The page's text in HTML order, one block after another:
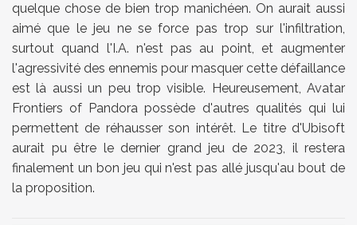
quelque chose de bien trop manichéen. On aurait aussi
aimé que le jeu ne se force pas trop sur l'infiltration,
surtout quand l'I.A. n'est pas au point, et augmenter
l'agressivité des ennemis pour masquer cette défaillance
est là aussi un peu trop visible. Heureusement, Avatar
Frontiers of Pandora possède d'autres qualités qui lui
permettent de réhausser son intérêt. Le titre d'Ubisoft
aurait pu être le dernier grand jeu de 2023, il restera
finalement un bon jeu qui n'est pas allé jusqu'au bout de
la proposition.